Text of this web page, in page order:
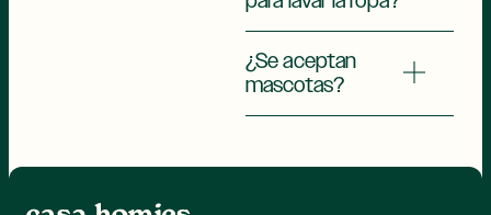
¿Se aceptan
mascotas?